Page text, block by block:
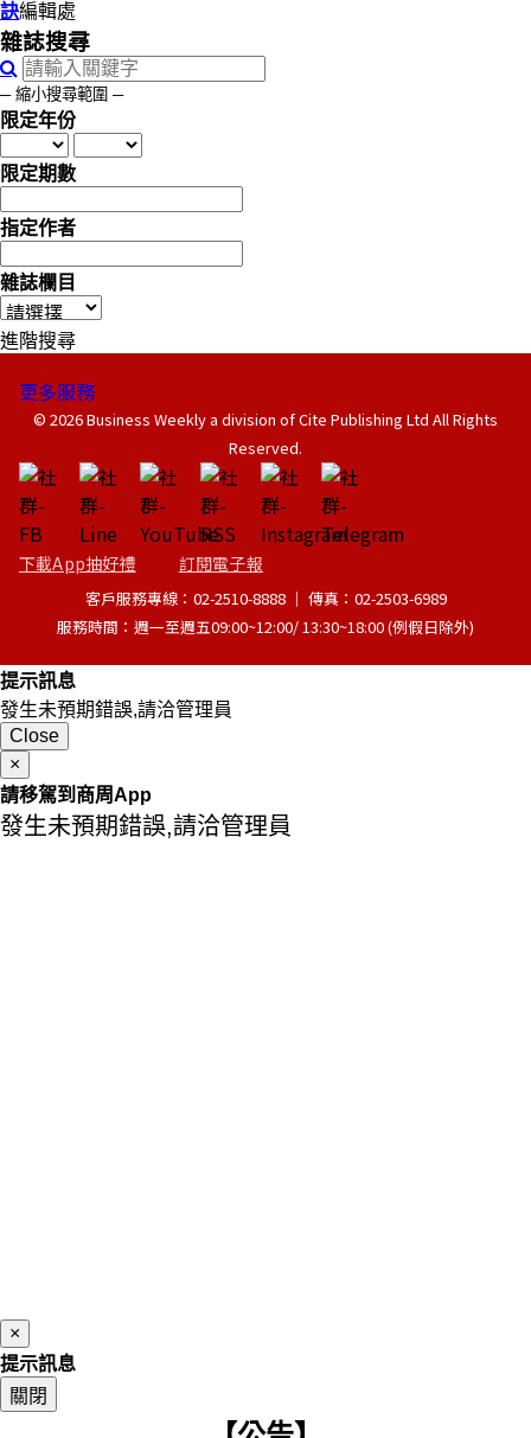
訣編輯處
雜誌搜尋
─ 縮小搜尋範圍 ─
限定年份
限定期數
指定作者
雜誌欄目
進階搜尋
更多服務
© 2026 Business Weekly a division of Cite Publishing Ltd All Rights
Reserved.
下載App抽好禮 訂閱電子報
客戶服務專線：02-2510-8888 │ 傳真：02-2503-6989
服務時間：週一至週五09:00~12:00/ 13:30~18:00 (例假日除外)
提示訊息
發生未預期錯誤,請洽管理員
Close
×
請移駕到商周App
發生未預期錯誤,請洽管理員
×
提示訊息
關閉